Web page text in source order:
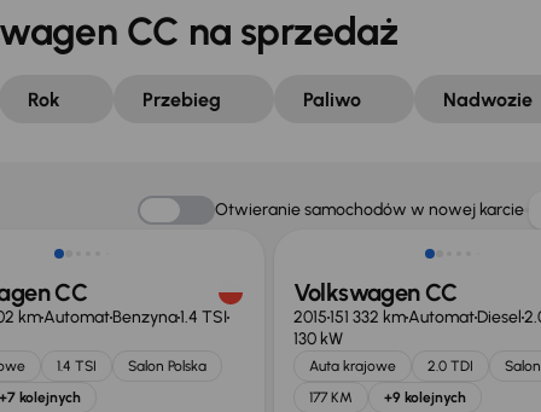
CC na sprzedaż
Rok Przebieg Paliwo Nadwozie
Otwieranie samochodów w nowej karcie
CC
kmAutomatBenzyna1.4 TSI
1.4 TSI
Salon Polska
+7 kolejnych
Taniej o 3 000 zł
Volkswagen CC
2015151 332 kmAutomatDiesel
130 kW
Auta krajowe 2.0 TDI
177 KM
+9 kolejnych